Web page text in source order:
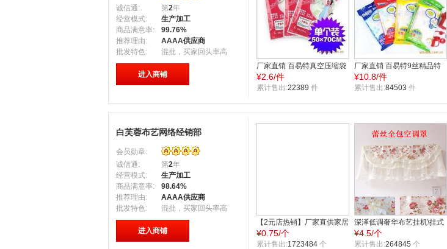
诚信通:
第2年
经营模式:
生产加工
商品满意率:
99.76%
推荐理由:
AAAA供应商
批发特色:
混批，买家回头率高
进入商铺
厂家直销 百易特真空压缩袋
9001 50X70cm 单个装 全场
混批
¥2.6/件
累计售出:22389 件
厂家直销 百易特9丝精品特
厚真空压缩袋 8077
70X100CM全场混批
¥10.8/件
累计售出:84503 件
白芙蓉布艺网络经销部
会员勋章:
诚信通:
第2年
经营模式:
生产加工
商品满意率:
98.64%
推荐理由:
AAAA供应商
批发特色:
混批，买家回头率高
进入商铺
【2元店热销】厂家直供家居
必备布艺衣架 包布衣架 衣架
批发
¥0.75/个
累计售出:1723484 个
深泽低调奢华布艺挂机\挂式
空调罩内胆全包家电防尘罩/
挂机罩
¥4.5/个
累计售出:264845 个